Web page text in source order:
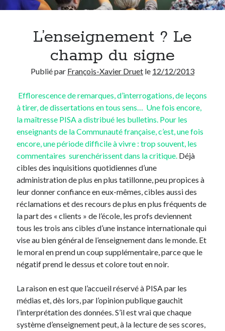
Covid-19(13)
Démocratie (75)
Enseignement(69)
Environnement(3)
Ethique(95)
Etymologie(17)
Histoire(18)
Humour(40)
Inédit(14)
Internet(28)
Langue française(26)
Langues anciennes(22)
Médias(16)
Philosophie pratique(139)
Poésie(4)
Société(196)
Spiritualité(11)
Uncategorized(5)
L’enseignement ? Le
champ du signe
Publié par François-Xavier Druet le 12/12/2013
Efflorescence de remarques, d’interrogations, de leçons
à tirer, de dissertations en tous sens… Une fois encore,
la maîtresse PISA a distribué les bulletins. Pour les
enseignants de la Communauté française, c’est, une fois
encore, une période difficile à vivre : trop souvent, les
commentaires surenchérissent dans la critique. Déjà
cibles des inquisitions quotidiennes d’une
administration de plus en plus tatillonne, peu propices à
leur donner confiance en eux-mêmes, cibles aussi des
réclamations et des recours de plus en plus fréquents de
la part des « clients » de l’école, les profs deviennent
tous les trois ans cibles d’une instance internationale qui
vise au bien général de l’enseignement dans le monde. Et
le moral en prend un coup supplémentaire, parce que le
négatif prend le dessus et colore tout en noir.
La raison en est que l’accueil réservé à PISA par les
médias et, dès lors, par l’opinion publique gauchit
l’interprétation des données. S’il est vrai que chaque
système d’enseignement peut, à la lecture de ses scores,